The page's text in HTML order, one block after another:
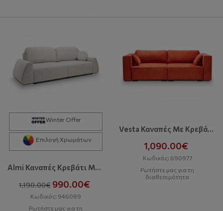
Winter Offer
Επιλογή Χρωμάτων
Almi Καναπές Κρεβάτι Με Αποθηκευτικό Χώρο
1,190.00€ 990.00€
Κωδικός: 946089
Ρωτήστε μας για τη
Vesta Καναπές Με Κρεβάτι Και Αποθηκευτικό Χώρο
1,090.00€
Κωδικός: 690977
Ρωτήστε μας για τη
διαθεσιμότητα